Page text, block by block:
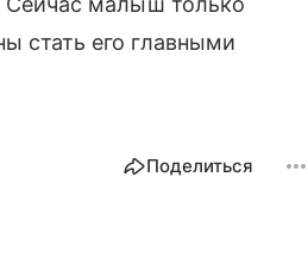
стать его главными
Поделиться